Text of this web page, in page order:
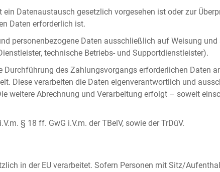
Datenaustausch gesetzlich vorgesehen ist oder zur
Daten erforderlich ist.
personenbezogene Daten ausschließlich auf Weisung
technische Betriebs- und Supportdienstleister).
des Zahlungsvorgangs erforderlichen Daten
Diese verarbeiten die Daten eigenverantwortlich und
weitere Abrechnung und Verarbeitung erfolgt – soweit
§ 18 ff. GwG i.V.m. der TBelV, sowie der TrDüV.
in der EU verarbeitet. Sofern Personen mit Sitz/